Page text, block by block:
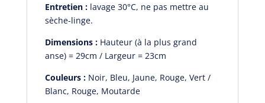
Entretien :lavage 30°C, ne pas mettre au
sèche-linge.
Dimensions :Hauteur (à la plus grand
anse) = 29cm / Largeur = 23cm
Couleurs :Noir, Bleu, Jaune, Rouge, Vert /
Blanc, Rouge, Moutarde